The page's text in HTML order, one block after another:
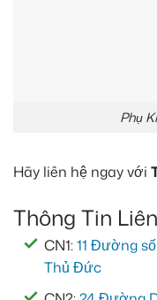
Phụ
Hãy liên hệ ngay với
Thông Tin
CN1:11 Đường
Thủ Đức